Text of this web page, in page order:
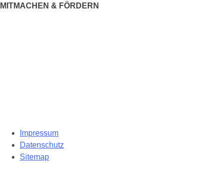
MITMACHEN & FÖRDERN
Impressum
Datenschutz
Sitemap